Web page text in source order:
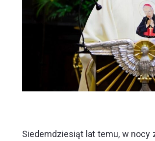
Siedemdziesiąt lat temu, w nocy